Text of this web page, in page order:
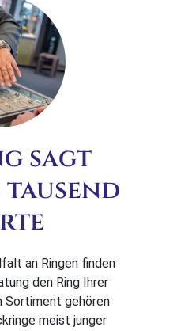
sagt
an Ringen finden
den Ring Ihrer
Sortiment gehören
meist junger